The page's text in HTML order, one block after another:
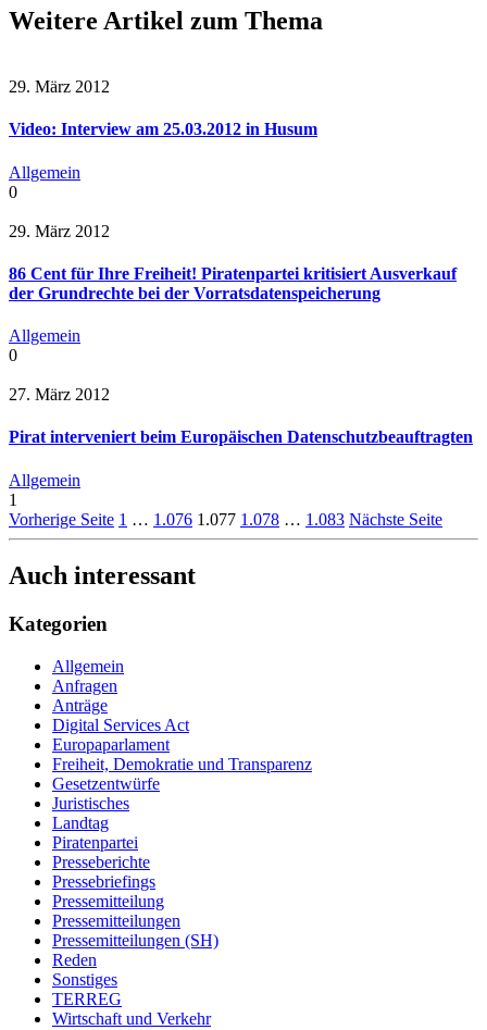
Weitere Artikel zum Thema
29. März 2012
Video: Interview am 25.03.2012 in Husum
Allgemein
0
29. März 2012
86 Cent für Ihre Freiheit! Piratenpartei kritisiert Ausverkauf
der Grundrechte bei der Vorratsdatenspeicherung
Allgemein
0
27. März 2012
Pirat interveniert beim Europäischen Datenschutzbeauftragten
Allgemein
1
Vorherige Seite 1 … 1.076 1.077 1.078 … 1.083 Nächste Seite
Auch interessant
Kategorien
Allgemein
Anfragen
Anträge
Digital Services Act
Europaparlament
Freiheit, Demokratie und Transparenz
Gesetzentwürfe
Juristisches
Landtag
Piratenpartei
Presseberichte
Pressebriefings
Pressemitteilung
Pressemitteilungen
Pressemitteilungen (SH)
Reden
Sonstiges
TERREG
Wirtschaft und Verkehr